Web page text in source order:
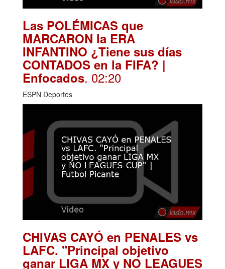
Las POLÉMICAS que
MARCARON la ERA
INFANTINO ¿Tiene sus días
CONTADOS en la FIFA? |
Enfocados. 02:20
ESPN Deportes
CHIVAS CAYÓ en PENALES vs
LAFC. "Principal objetivo
ganar LIGA MX y NO LEAGUES